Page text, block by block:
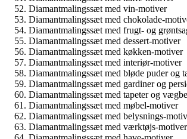
Diamantmalingssæt med vin-motiver
Diamantmalingssæt med chokolade-
Diamantmalingssæt med frugt- og
Diamantmalingssæt med dessert-motiver
Diamantmalingssæt med køkken-motiver
Diamantmalingssæt med interiør-motiver
Diamantmalingssæt med bløde puder og
Diamantmalingssæt med gardiner og
Diamantmalingssæt med tapeter og
Diamantmalingssæt med møbel-motiver
Diamantmalingssæt med belysnings-
Diamantmalingssæt med værktøjs-motiver